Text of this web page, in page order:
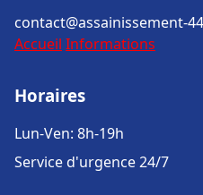
contact@assainissement-
Accueil Informations
Horaires
Lun-Ven: 8h-19h
Service d'urgence 24/7